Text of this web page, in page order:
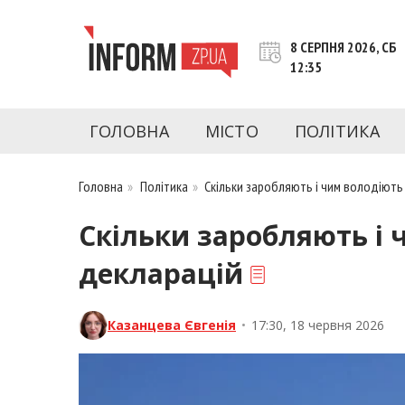
INFORM.ZP.UA – це інформаційний
Запоріжжя та Запорізької області на день.
8 СЕРПНЯ 2026, СБ
12:35
ГОЛОВНА МІСТО ПОЛІТИКА
Головна » Політика »Скільки заробляють і чим
Скільки заробляють і
декларацій
Казанцева Євгенія • 17:30, 18 червня 2026